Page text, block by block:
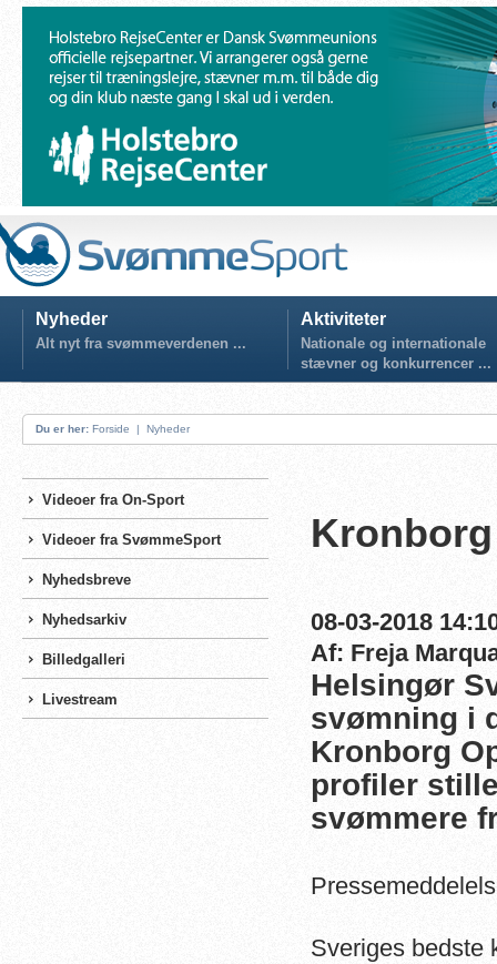
Nyheder
Alt nyt fra svømmeverdenen ...
Aktiviteter
Nationale og internationale
stævner og konkurrencer ...
Du er her: Forside | Nyheder
Videoer fra On-Sport
Videoer fra SvømmeSport
Nyhedsbreve
Nyhedsarkiv
Billedgalleri
Livestream
08-03-2018
Af: Freja
Helsingør
svømning i
Kronborg
profiler
svømmere
Sveriges bedste